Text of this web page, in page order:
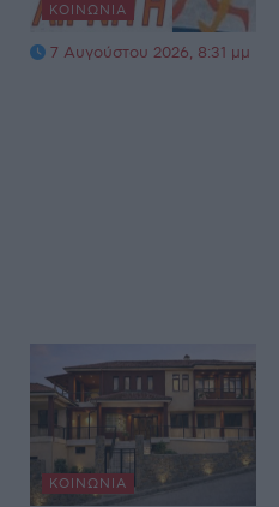
ΚΟΙΝΩΝΊΑ
7 Αυγούστου 2026, 8:31 μμ
ΚΟΙΝΩΝΊΑ